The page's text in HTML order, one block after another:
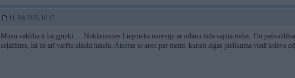
11. Feb 2025, 16:17
Mūsu valdība ir kā gpņiki..... Noklausoties Liepnieka interviju ar orlānu tāda sajūta rodas. Un
ceļazīmes, lai tie arī varētu slaukt naudu. Atceras to anec par menti, kuram algas pielikuma vietā iedeva